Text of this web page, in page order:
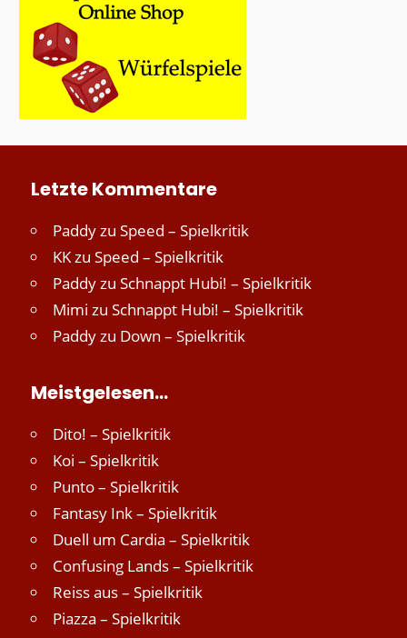
Letzte Kommentare
Paddyzu Speed – Spielkritik
KKzu Speed – Spielkritik
Paddyzu Schnappt Hubi! – Spielkritik
Mimi zu Schnappt Hubi! – Spielkritik
Paddyzu Down – Spielkritik
Meistgelesen…
Dito! – Spielkritik
Koi – Spielkritik
Punto – Spielkritik
Fantasy Ink – Spielkritik
Duell um Cardia – Spielkritik
Confusing Lands – Spielkritik
Reiss aus – Spielkritik
Piazza – Spielkritik